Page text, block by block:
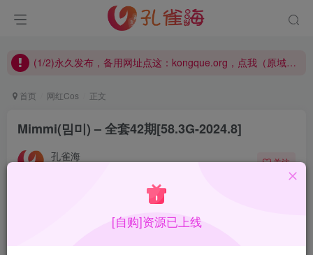
(1/2)永久发布，备用网址点这：kongque.org，点我（原域名失效）！
(1/2)永久发布，备用网址点这：kongque.org，点我（原域名失效）！
首页 网红Cos 正文
Mimmi(밈미) – 全套42期[58.3G-2024.8]
孔雀海 关注
Mimmi(밈미)，来自韩国的肉装软妹子，对于这种肉肉的身
材，我真是一点抵抗力都没有，尤其是勒肉的，在视觉感官
[自购]资源已上线